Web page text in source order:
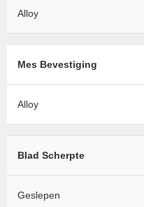
Alloy
Mes Bevestiging
Alloy
Blad Scherpte
Geslepen